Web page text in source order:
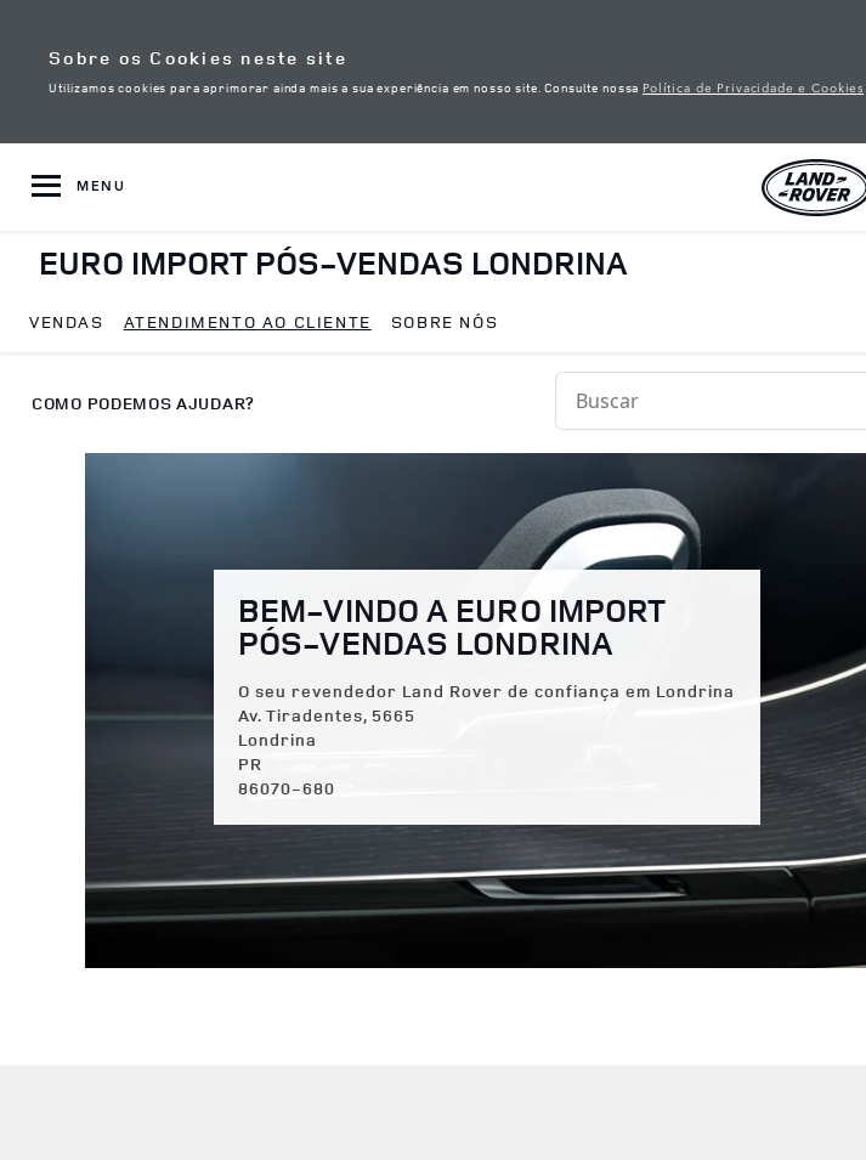
Sobre os Cookies neste site
Utilizamos cookies para aprimorar ainda mais a sua experiência em nosso site. Consulte nossa Política de Privacidade e Cookies
MENU
EURO IMPORT PÓS-VENDAS LONDRINA
VENDAS ATENDIMENTO AO CLIENTE SOBRE NÓS
COMO PODEMOS AJUDAR?
Conduct a search
BEM-VINDO A EURO IMPORT
PÓS-VENDAS LONDRINA
O seu revendedor Land Rover de confiança em Londrina
Av. Tiradentes, 5665
Londrina
PR
86070-680